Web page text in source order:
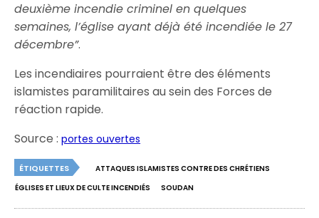
deuxième incendie criminel en quelques
semaines, l’église ayant déjà été incendiée le 27
décembre”.
Les incendiaires pourraient être des éléments
islamistes paramilitaires au sein des Forces de
réaction rapide.
Source :portes ouvertes
ÉTIQUETTES
ATTAQUES ISLAMISTES CONTRE DES CHRÉTIENS
ÉGLISES ET LIEUX DE CULTE INCENDIÉS
SOUDAN